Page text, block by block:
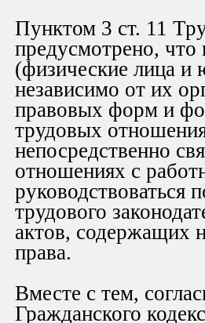
Пунктом 3 ст. 11
предусмотрено, что
(физические лица и
независимо от их
правовых форм и
трудовых
непосредственно
отношениях с
руководствоваться
трудового
актов, содержащих
права.
Вместе с тем,
Гражданского